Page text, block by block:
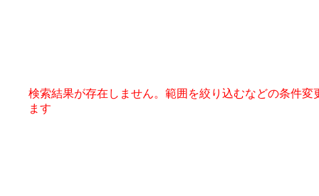
検索結果が存在しません。範囲を絞り込むなどの条件変
ます